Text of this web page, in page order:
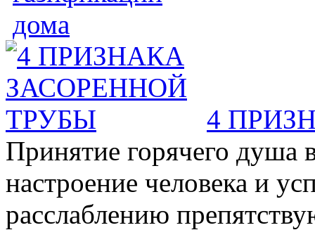
4
Принятие горячего душа
настроение человека и
расслаблению